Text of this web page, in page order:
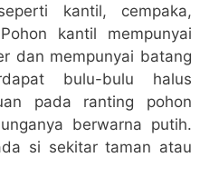
kantil, cempaka,
kantil mempunyai
dan mempunyai batang
bulu-bulu halus
pada ranting pohon
berwarna putih.
si sekitar taman atau